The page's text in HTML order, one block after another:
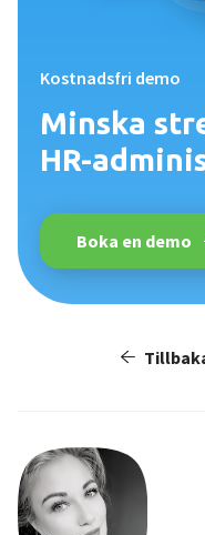
Kostnadsfri demo
Minska
HR-
Boka en demo